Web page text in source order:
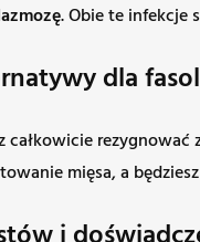
. Obie te infekcje
dla
całkowicie
mięsa, a